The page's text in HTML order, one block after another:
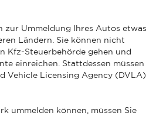
zur Ummeldung Ihres Autos etwas
Ländern. Sie können nicht
Kfz-Steuerbehörde gehen und
einreichen. Stattdessen müssen
Vehicle Licensing Agency (DVLA)
ummelden können, müssen Sie